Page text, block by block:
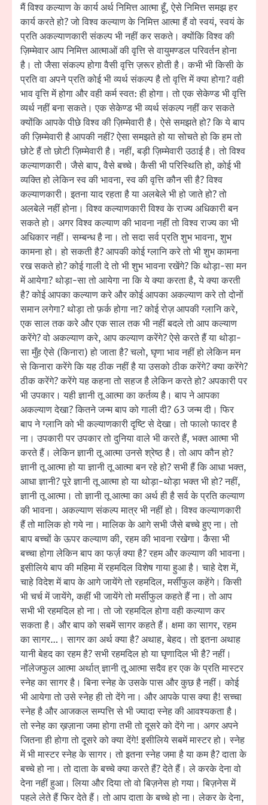
मैं विश्व कल्याण के कार्य अर्थ निमित्त आत्मा हूँ, ऐसे निमित्त समझ हर
कार्य करते हो? जो विश्व कल्याण के निमित्त आत्मा हैं वो स्वयं, स्वयं के
प्रति अकल्याणकारी संकल्प भी नहीं कर सकते। क्योंकि विश्व की
ज़िम्मेवार आप निमित्त आत्माओं की वृत्ति से वायुमण्डल परिवर्तन होना
है। तो जैसा संकल्प होगा वैसी वृत्ति ज़रूर होती है। कभी भी किसी के
प्रति वा अपने प्रति कोई भी व्यर्थ संकल्प है तो वृत्ति में क्या होगा? वही
भाव वृत्ति में होगा और वही कर्म स्वत: ही होगा। तो एक सेकेण्ड भी वृत्ति
व्यर्थ नहीं बना सकते। एक सेकेण्ड भी व्यर्थ संकल्प नहीं कर सकते
क्योंकि आपके पीछे विश्व की ज़िम्मेवारी है। ऐसे समझते हो? कि ये बाप
की ज़िम्मेवारी है आपकी नहीं? ऐसा समझते हो या सोचते हो कि हम तो
छोटे हैं तो छोटी ज़िम्मेवारी है। नहीं, बड़ी ज़िम्मेवारी उठाई है। तो विश्व
कल्याणकारी। जैसे बाप, वैसे बच्चे। कैसी भी परिस्थिति हो, कोई भी
व्यक्ति हो लेकिन स्व की भावना, स्व की वृत्ति कौन सी है? विश्व
कल्याणकारी। इतना याद रहता है या अलबेले भी हो जाते हो? तो
अलबेले नहीं होना। विश्व कल्याणकारी विश्व के राज्य अधिकारी बन
सकते हो। अगर विश्व कल्याण की भावना नहीं तो विश्व राज्य का भी
अधिकार नहीं। सम्बन्ध है ना। तो सदा सर्व प्रति शुभ भावना, शुभ
कामना हो। हो सकती है? आपकी कोई ग्लानि करे तो भी शुभ कामना
रख सकते हो? कोई गाली दे तो भी शुभ भावना रखेंगे? कि थोड़ा-सा मन
में आयेगा? थोड़ा-सा तो आयेगा ना कि ये क्या करता है, ये क्या करती
है? कोई आपका कल्याण करे और कोई आपका अकल्याण करे तो दोनों
समान लगेगा? थोड़ा तो फ़र्क होगा ना? कोई रोज़ आपकी ग्लानि करे,
एक साल तक करे और एक साल तक भी नहीं बदले तो आप कल्याण
करेंगे? वो अकल्याण करे, आप कल्याण करेंगे? ऐसे करते हैं या थोड़ा-
सा मुँह ऐसे (किनारा) हो जाता है? चलो, घृणा भाव नहीं हो लेकिन मन
से किनारा करेंगे कि यह ठीक नहीं है या उसको ठीक करेंगे? क्या करेंगे?
ठीक करेंगे? करेंगे यह कहना तो सहज है लेकिन करते हो? अपकारी पर
भी उपकार। यही ज्ञानी तू आत्मा का कर्तव्य है। बाप ने आपका
अकल्याण देखा? कितने जन्म बाप को गाली दी? 63 जन्म दी। फिर
बाप ने ग्लानि को भी कल्याणकारी दृष्टि से देखा। तो फालो फादर है
ना। उपकारी पर उपकार तो दुनिया वाले भी करते हैं, भक्त आत्मा भी
करते हैं। लेकिन ज्ञानी तू आत्मा उनसे श्रेष्ठ है। तो आप कौन हो?
ज्ञानी तू आत्मा हो या ज्ञानी तू आत्मा बन रहे हो? सभी हैं कि आधा भक्त,
आधा ज्ञानी? पूरे ज्ञानी तू आत्मा हो या थोड़ा-थोड़ा भक्त भी हो? नहीं,
ज्ञानी तू आत्मा। तो ज्ञानी तू आत्मा का अर्थ ही है सर्व के प्रति कल्याण
की भावना। अकल्याण संकल्प मात्र भी नहीं हो। विश्व कल्याणकारी
हैं तो मालिक हो गये ना। मालिक के आगे सभी जैसे बच्चे हुए ना। तो
बाप बच्चों के ऊपर कल्याण की, रहम की भावना रखेगा। कैसा भी
बच्चा होगा लेकिन बाप का फर्ज़ क्या है? रहम और कल्याण की भावना।
इसीलिये बाप की महिमा में रहमदिल विशेष गाया हुआ है। चाहे देश में,
चाहे विदेश में बाप के आगे जायेंगे तो रहमदिल, मर्सीफुल कहेंगे। किसी
भी चर्च में जायेंगे, कहीं भी जायेंगे तो मर्सीफुल कहते हैं ना। तो आप
सभी भी रहमदिल हो ना। तो जो रहमदिल होगा वही कल्याण कर
सकता है। और बाप को सबमें सागर कहते हैं। क्षमा का सागर, रहम
का सागर…। सागर का अर्थ क्या है? अथाह, बेहद। तो इतना अथाह
यानी बेहद का रहम है? सभी रहमदिल हो या घृणादिल भी है? नहीं।
नॉलेजफुल आत्मा अर्थात् ज्ञानी तू आत्मा सदैव हर एक के प्रति मास्टर
स्नेह का सागर है। बिना स्नेह के उसके पास और कुछ है नहीं। कोई
भी आयेगा तो उसे स्नेह ही तो देंगे ना। और आपके पास क्या है! सच्चा
स्नेह है और आजकल सम्पत्ति से भी ज्यादा स्नेह की आवश्यकता है।
तो स्नेह का ख़ज़ाना जमा होगा तभी तो दूसरे को देंगे ना। अगर अपने
जितना ही होगा तो दूसरे को क्या देंगे! इसीलिये सबमें मास्टर हो। स्नेह
में भी मास्टर स्नेह के सागर। तो इतना स्नेह जमा है या कम है? दाता के
बच्चे हो ना। तो दाता के बच्चे क्या करते हैं? देते हैं। ले करके देना वो
देना नहीं हुआ। लिया और दिया तो वो बिज़नेस हो गया। बिज़नेस में
पहले लेते हैं फिर देते हैं। तो आप दाता के बच्चे हो ना। लेकर के देना,